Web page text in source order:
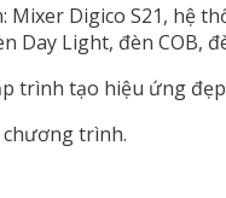
Digico S21, hệ
Day Light, đèn
trình tạo hiệu ứng
trình.